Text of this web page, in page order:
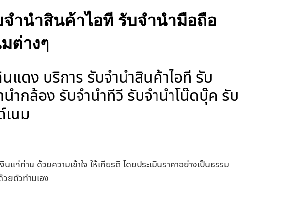
ำนำสินค้าไอที รับจำนำมือถือ
ต่างๆ
แดง บริการ รับจำนำสินค้าไอที รับ
ำกล้อง รับจำนำทีวี รับจำนำโน๊ดบุ๊ค รับ
เนม
ก่ท่าน ด้วยความเข้าใจ ให้เกียรติ โดยประเมินราคาอย่างเป็นธรรม
วยตัวท่านเอง